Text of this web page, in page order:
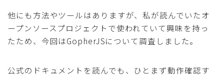
他にも方法やツールはありますが、私が読んでいたオ
ープンソースプロジェクトで使われていて興味を持っ
たため、今回はGopherJSについて調査しました。
公式のドキュメントを読んでも、ひとまず動作確認す